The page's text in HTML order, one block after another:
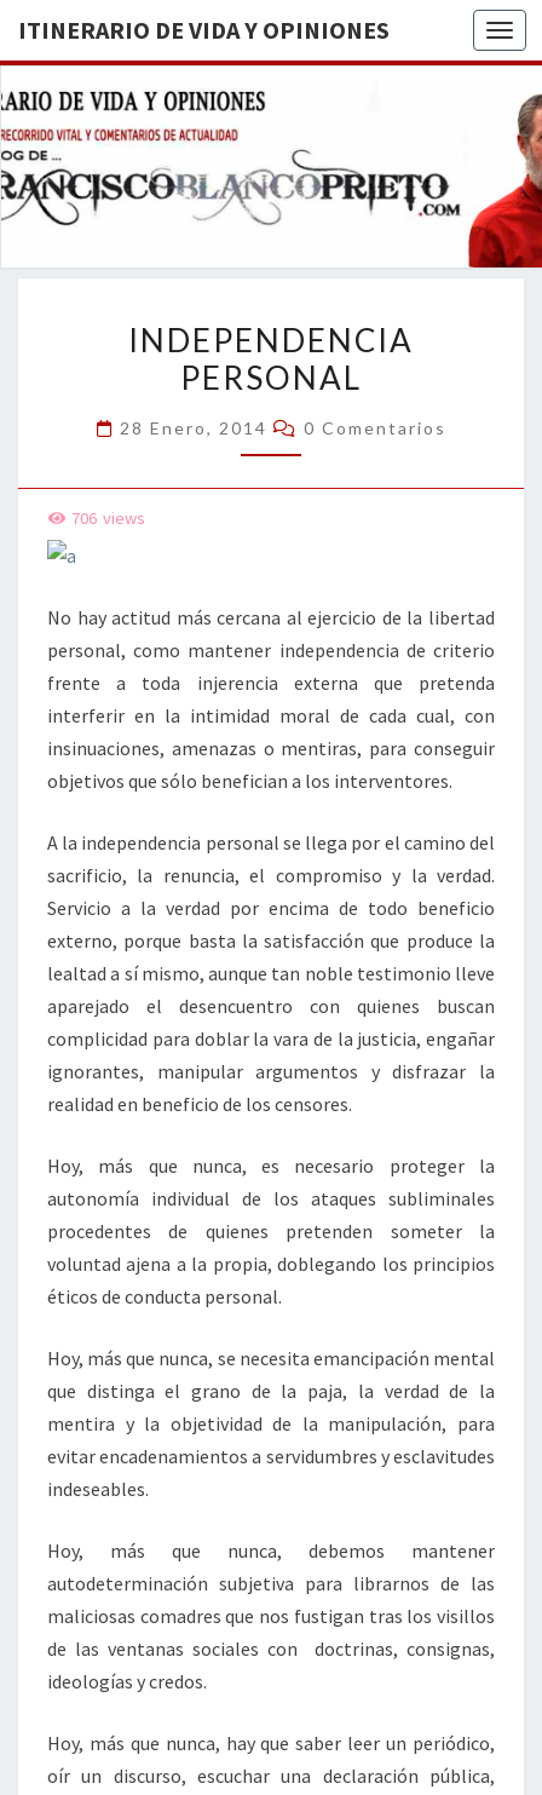
ITINERARIO DE VIDA Y OPINIONES
DE
BREVE
RECORRIDO
VITAL Y
ACTUALIDAD
PERSONAL
INDEPENDENCIA
PERSONAL
28 Enero, 2014 Comentarios
0 Comentarios
706 views
No hay actitud más cercana al ejercicio de la libertad
personal, como mantener independencia de criterio
frente a toda injerencia externa que pretenda
interferir en la intimidad moral de cada cual, con
insinuaciones, amenazas o mentiras, para conseguir
objetivos que sólo benefician a los interventores.
A la independencia personal se llega por el camino del
sacrificio, la renuncia, el compromiso y la verdad.
Servicio a la verdad por encima de todo beneficio
externo, porque basta la satisfacción que produce la
lealtad a sí mismo, aunque tan noble testimonio lleve
aparejado el desencuentro con quienes buscan
complicidad para doblar la vara de la justicia, engañar
ignorantes, manipular argumentos y disfrazar la
realidad en beneficio de los censores.
Hoy, más que nunca, es necesario proteger la
autonomía individual de los ataques subliminales
procedentes de quienes pretenden someter la
voluntad ajena a la propia, doblegando los principios
éticos de conducta personal.
Hoy, más que nunca, se necesita emancipación mental
que distinga el grano de la paja, la verdad de la
mentira y la objetividad de la manipulación, para
evitar encadenamientos a servidumbres y esclavitudes
indeseables.
Hoy, más que nunca, debemos mantener
autodeterminación subjetiva para librarnos de las
maliciosas comadres que nos fustigan tras los visillos
de las ventanas sociales con doctrinas, consignas,
ideologías y credos.
Hoy, más que nunca, hay que saber leer un periódico,
oír un discurso, escuchar una declaración pública,